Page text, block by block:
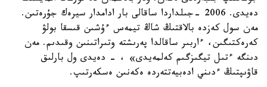
دەيدى. 2006 -جىلداردا ساقالى بار ادامدار سيرەك جۇرەتىن.
مەن سول كەزدە بالاقتىڭ شاڭ تيمەس ءۇشىن قىسقا بولۋ
كەرەكتىگىن، ءاربىر ساقالدا پەرىشتە وتىراتىنىن وقىدىم. مەن
دىنگە ءتىل تيگىزگىم كەلمەيدى» ، - دەيدى ول بارلىق
قاۋىپتىڭ ءدىني ادەبيەتتەردە ەكەنىن ەسكەرتىپ.